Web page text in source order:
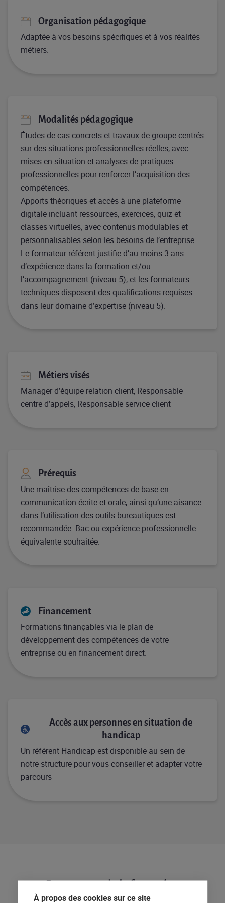
Organisation pédagogique
Adaptée à vos besoins spécifiques et à vos réalités
métiers.
Modalités pédagogique
Études de cas concrets et travaux de groupe centrés
sur des situations professionnelles réelles, avec
mises en situation et analyses de pratiques
professionnelles pour renforcer l’acquisition des
compétences.
Apports théoriques et accès à une plateforme
digitale incluant ressources, exercices, quiz et
classes virtuelles, avec contenus modulables et
personnalisables selon les besoins de l’entreprise.
Le formateur référent justifie d’au moins 3 ans
d’expérience dans la formation et/ou
l’accompagnement (niveau 5), et les formateurs
techniques disposent des qualifications requises
dans leur domaine d’expertise (niveau 5).
Métiers visés
Manager d’équipe relation client, Responsable
centre d’appels, Responsable service client
Prérequis
Une maîtrise des compétences de base en
communication écrite et orale, ainsi qu’une aisance
dans l’utilisation des outils bureautiques est
recommandée. Bac ou expérience professionnelle
équivalente souhaitée.
Financement
Formations finançables via le plan de
développement des compétences de votre
entreprise ou en financement direct.
Accès aux personnes en situation de
handicap
Un référent Handicap est disponible au sein de
notre structure pour vous conseiller et adapter votre
parcours
Programme de la formation
À propos des cookies sur ce site